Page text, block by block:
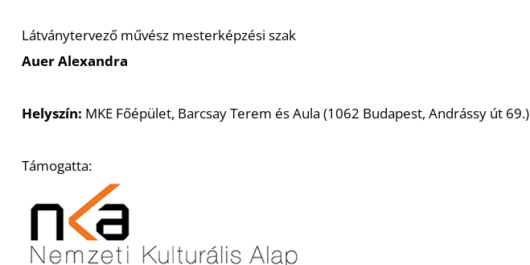
Látványtervező művész mesterképzési szak
Auer Alexandra
Helyszín: MKE Főépület, Barcsay Terem és Aula (1062 Budapest, Andrássy út 69.)
Támogatta: